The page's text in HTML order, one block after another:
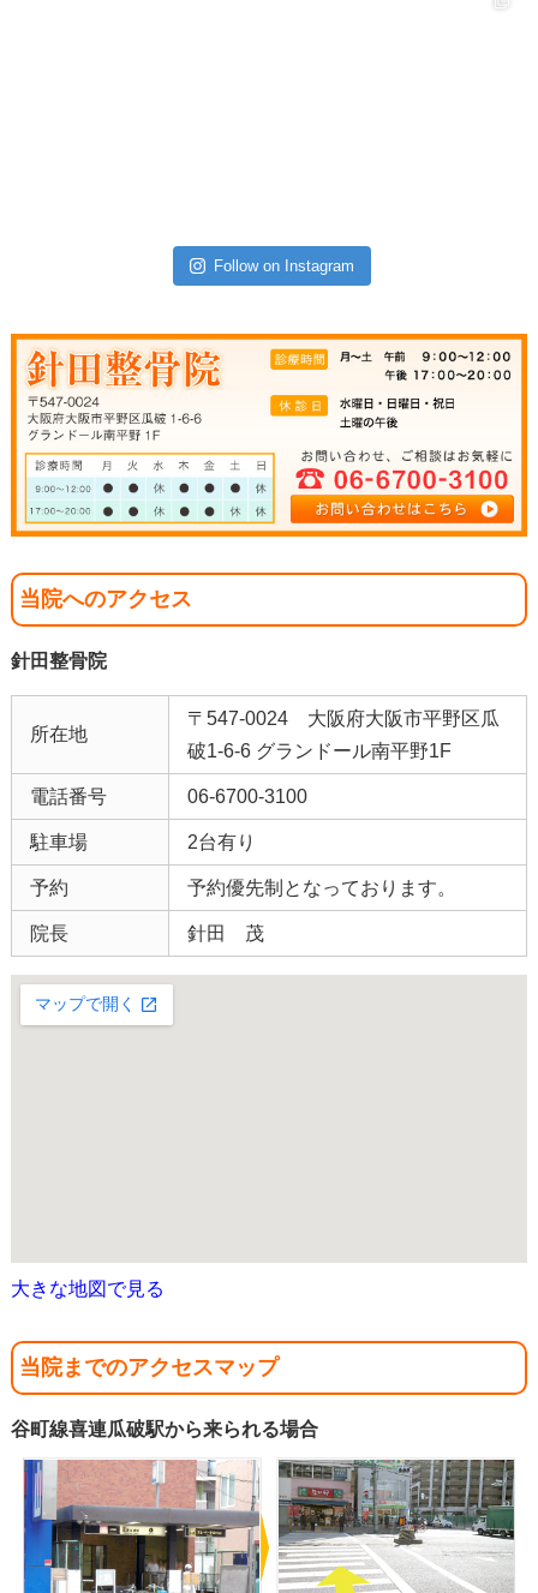
Follow on Instagram
当院へのアクセス
針田整骨院
所在地
〒547-0024 大阪府大阪市平野区瓜
破1-6-6 グランドール南平野1F
電話番号 06-6700-3100
駐車場 2台有り
予約 予約優先制となっております。
院長 針田 茂
大きな地図で見る
当院までのアクセスマップ
谷町線喜連瓜破駅から来られる場合